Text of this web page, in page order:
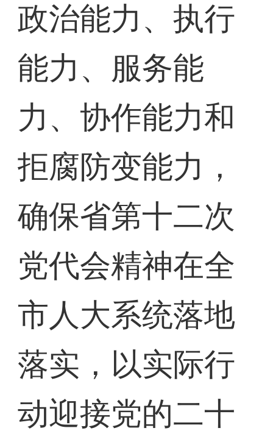
政治能力、执行
能力、服务能
力、协作能力和
拒腐防变能力，
确保省第十二次
党代会精神在全
市人大系统落地
落实，以实际行
动迎接党的二十